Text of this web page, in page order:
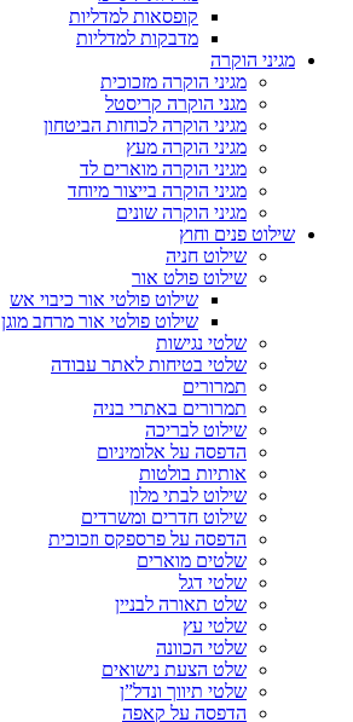
קופסאות למדליות
מדבקות למדליות
מגיני הוקרה
מגיני הוקרה מזכוכית
מגני הוקרה קריסטל
מגיני הוקרה לכוחות הביטחון
מגיני הוקרה מעץ
מגיני הוקרה מוארים לד
מגיני הוקרה בייצור מיוחד
מגיני הוקרה שונים
שילוט פנים וחוץ
שילוט חניה
שילוט פולט אור
שילוט פולטי אור כיבוי אש
שילוט פולטי אור מרחב מוגן
שלטי נגישות
שלטי בטיחות לאתר עבודה
תמרורים
תמרורים באתרי בניה
שילוט לבריכה
הדפסה על אלומיניום
אותיות בולטות
שילוט לבתי מלון
שילוט חדרים ומשרדים
הדפסה על פרספקס וזכוכית
שלטים מוארים
שלטי דגל
שלט תאורה לבניין
שלטי עץ
שלטי הכוונה
שלט הצעת נישואים
שלטי תיווך ונדל”ן
הדפסה על קאפה